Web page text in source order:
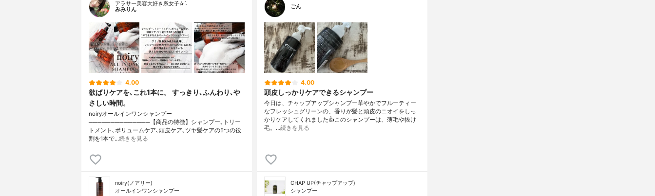
アラサー美容大好き系女子✰ˊ˗
みみりん
4.00
欲ばりケアを､これ1本に。 すっきり､ふんわり､や
さしい時間。
noiryオールインワンシャンプー
──────────────【商品の特徴】シャンプー､トリー
トメント､ボリュームケア､頭皮ケア､ツヤ髪ケアの5つの役
割を1本で…続きを見る
noiry(ノアリー)
オールインワンシャンプー
ごん
4.00
頭皮しっかりケアできるシャンプー
今日は、チャップアップシャンプー華やかでフルーティー
なフレッシュグリーンの、香りが髪と頭皮のニオイをしっ
かりケアしてくれました👍このシャンプーは、薄毛や抜け
毛。…続きを見る
CHAP UP(チャップアップ)
シャンプー